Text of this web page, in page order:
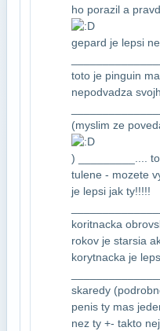
ho porazil a
​gepard je lepsi
toto je pinguin
nepodvadza
(myslim ze
) _________....
tulene - mozete
je lepsi jak ty!!!!!​
koritnacka
rokov je starsia
korytnacka je
skaredy
penis ty mas
nez ty +- takto